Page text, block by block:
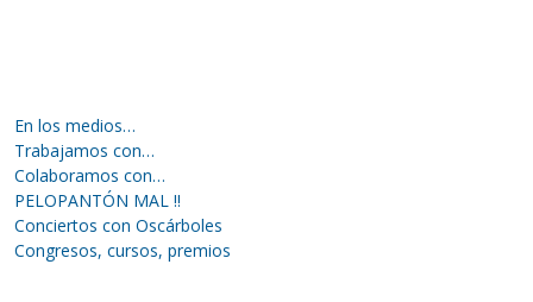
En los medios…
Trabajamos con…
Colaboramos con…
PELOPANTÓN MAL !!
Conciertos con Oscárboles
Congresos, cursos, premios